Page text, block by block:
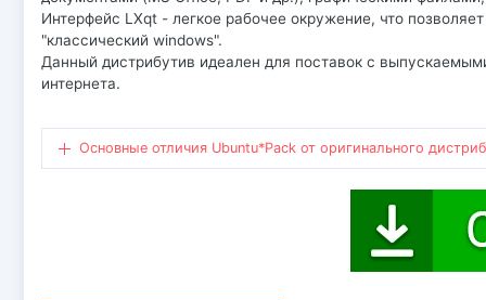
Интерфейс LXqt - легкое рабочее окружение, что
"классический windows".
Данный дистрибутив идеален для поставок с
интернета.
Основные отличия Ubuntu*Pack от оригинального